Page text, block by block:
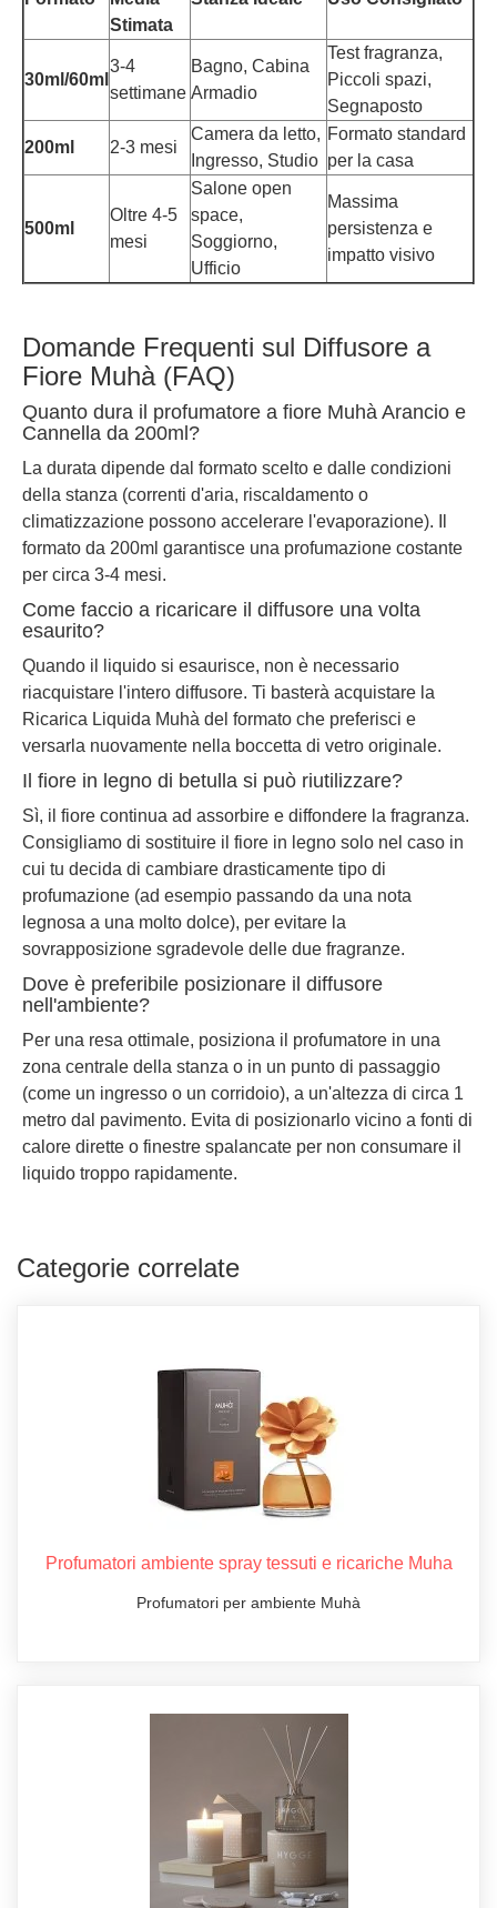
Stimata
30ml/60ml
3-4
settimane
Bagno, Cabina
Armadio
Test fragranza,
Piccoli spazi,
Segnaposto
200ml 2-3 mesi
Camera da letto,
Ingresso, Studio
Formato standard
per la casa
500ml
Oltre 4-5
mesi
Salone open
space,
Soggiorno,
Ufficio
Massima
persistenza e
impatto visivo
Domande Frequenti sul Diffusore a
Fiore Muhà (FAQ)
Quanto dura il profumatore a fiore Muhà Arancio e
Cannella da 200ml?
La durata dipende dal formato scelto e dalle condizioni
della stanza (correnti d'aria, riscaldamento o
climatizzazione possono accelerare l'evaporazione). Il
formato da 200ml garantisce una profumazione costante
per circa 3-4 mesi.
Come faccio a ricaricare il diffusore una volta
esaurito?
Quando il liquido si esaurisce, non è necessario
riacquistare l'intero diffusore. Ti basterà acquistare la
Ricarica Liquida Muhà del formato che preferisci e
versarla nuovamente nella boccetta di vetro originale.
Il fiore in legno di betulla si può riutilizzare?
Sì, il fiore continua ad assorbire e diffondere la fragranza.
Consigliamo di sostituire il fiore in legno solo nel caso in
cui tu decida di cambiare drasticamente tipo di
profumazione (ad esempio passando da una nota
legnosa a una molto dolce), per evitare la
sovrapposizione sgradevole delle due fragranze.
Dove è preferibile posizionare il diffusore
nell'ambiente?
Per una resa ottimale, posiziona il profumatore in una
zona centrale della stanza o in un punto di passaggio
(come un ingresso o un corridoio), a un'altezza di circa 1
metro dal pavimento. Evita di posizionarlo vicino a fonti di
calore dirette o finestre spalancate per non consumare il
liquido troppo rapidamente.
Categorie correlate
Profumatori ambiente spray tessuti e ricariche Muha
Profumatori per ambiente Muhà